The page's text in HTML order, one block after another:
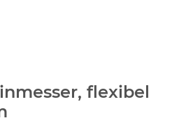
flexibel